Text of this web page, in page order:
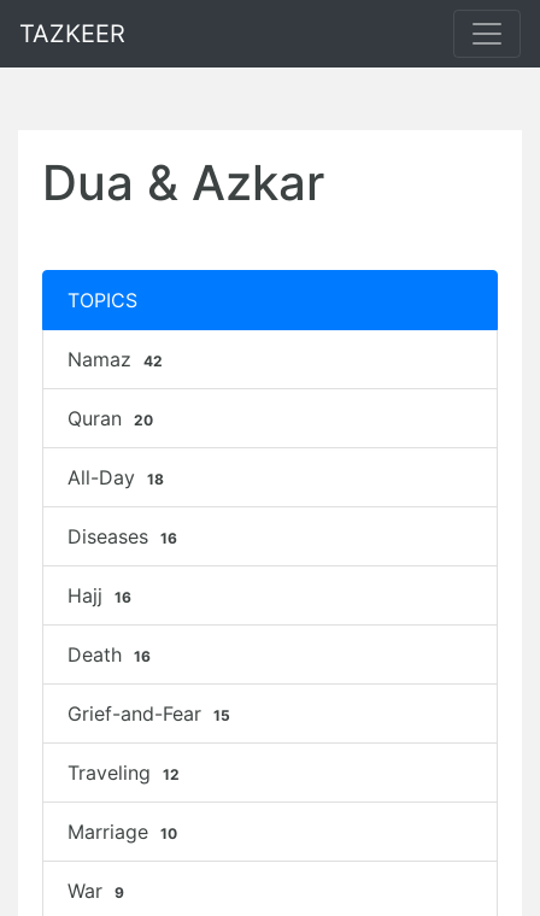
TAZKEER
Dua & Azkar
TOPICS
Namaz 42
Quran 20
All-Day 18
Diseases 16
Hajj 16
Death 16
Grief-and-Fear 15
Traveling 12
Marriage 10
War 9